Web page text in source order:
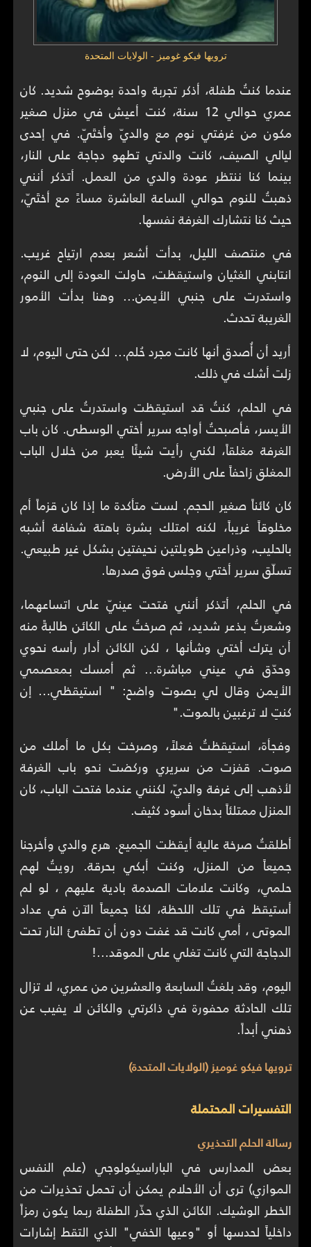
ترويها فيكو غوميز - الولايات المتحدة
عندما كنتُ طفلة، أذكر تجربة واحدة بوضوح شديد. كان
عمري حوالي 12 سنة، كنت أعيش في منزل صغير
مكون من غرفتي نوم مع والديّ وأختَيّ. في إحدى
ليالي الصيف، كانت والدتي تطهو دجاجة على النار،
بينما كنا ننتظر عودة والدي من العمل. أتذكر أنني
ذهبتُ للنوم حوالي الساعة العاشرة مساءً مع أختَيّ،
حيث كنا نتشارك الغرفة نفسها.
في منتصف الليل، بدأت أشعر بعدم ارتياح غريب.
انتابني الغثيان واستيقظت، حاولت العودة إلى النوم،
واستدرت على جنبي الأيمن... وهنا بدأت الأمور
الغريبة تحدث.
أريد أن أُصدق أنها كانت مجرد حُلم... لكن حتى اليوم، لا
زلت أشك في ذلك.
في الحلم، كنتُ قد استيقظت واستدرتُ على جنبي
الأيسر، فأصبحتُ أواجه سرير أختي الوسطى. كان باب
الغرفة مغلقاً، لكني رأيت شيئًا يعبر من خلال الباب
المغلق زاحفاً على الأرض.
كان كائناً صغير الحجم. لست متأكدة ما إذا كان قزماً أم
مخلوقاً غريباً، لكنه امتلك بشرة باهتة شفافة أشبه
بالحليب، وذراعين طويلتين نحيفتين بشكل غير طبيعي.
تسلّق سرير أختي وجلس فوق صدرها.
في الحلم، أتذكر أنني فتحت عينيّ على اتساعهما،
وشعرتُ بذعر شديد، ثم صرختُ على الكائن طالبةً منه
أن يترك أختي وشأنها ، لكن الكائن أدار رأسه نحوي
وحدّق في عيني مباشرة... ثم أمسك بمعصمي
الأيمن وقال لي بصوت واضح: " استيقظي... إن
كنتِ لا ترغبين بالموت."
وفجأة، استيقظتُ فعلاً، وصرخت بكل ما أملك من
صوت. قفزت من سريري وركضت نحو باب الغرفة
لأذهب إلى غرفة والديّ، لكنني عندما فتحت الباب، كان
المنزل ممتلئاً بدخان أسود كثيف.
أطلقتُ صرخة عالية أيقظت الجميع. هرع والدي وأخرجنا
جميعاً من المنزل، وكنت أبكي بحرقة. رويتُ لهم
حلمي، وكانت علامات الصدمة بادية عليهم ، لو لم
أستيقظ في تلك اللحظة، لكنا جميعاً الآن في عداد
الموتى ، أمي كانت قد غفت دون أن تطفئ النار تحت
الدجاجة التي كانت تغلي على الموقد...!
اليوم، وقد بلغتُ السابعة والعشرين من عمري، لا تزال
تلك الحادثة محفورة في ذاكرتي والكائن لا يفيب عن
ذهني أبداً.
ترويها فيكو غوميز (الولايات المتحدة)
التفسيرات المحتملة
رسالة الحلم التحذيري
بعض المدارس في الباراسيكولوجي (علم النفس
الموازي) ترى أن الأحلام يمكن أن تحمل تحذيرات من
الخطر الوشيك. الكائن الذي حذّر الطفلة ربما يكون رمزاً
داخلياً لحدسها أو "وعيها الخفي" الذي التقط إشارات